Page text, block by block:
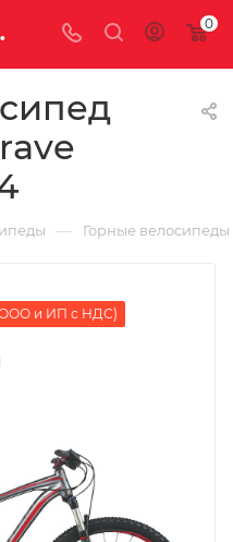
со скидкой 0
— Горные велосипеды
ООО и ИП с НДС)